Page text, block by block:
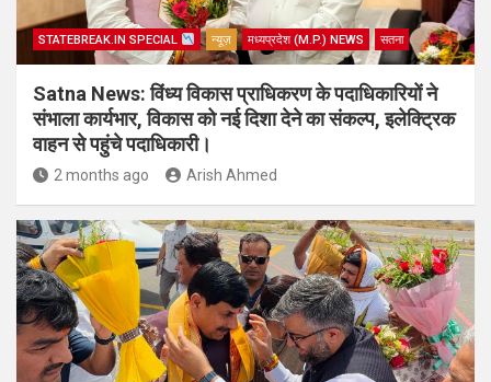
STATEBREAK.IN SPECIAL न्यूज़ मध्यप्रदेश (M.P.) NEWS सतना
Satna News: विंध्य विकास प्राधिकरण के पदाधिकारियों ने
संभाला कार्यभार, विकास को नई दिशा देने का संकल्प, इलेक्ट्रिक
वाहन से पहुंचे पदाधिकारी।
2 months ago Arish Ahmed